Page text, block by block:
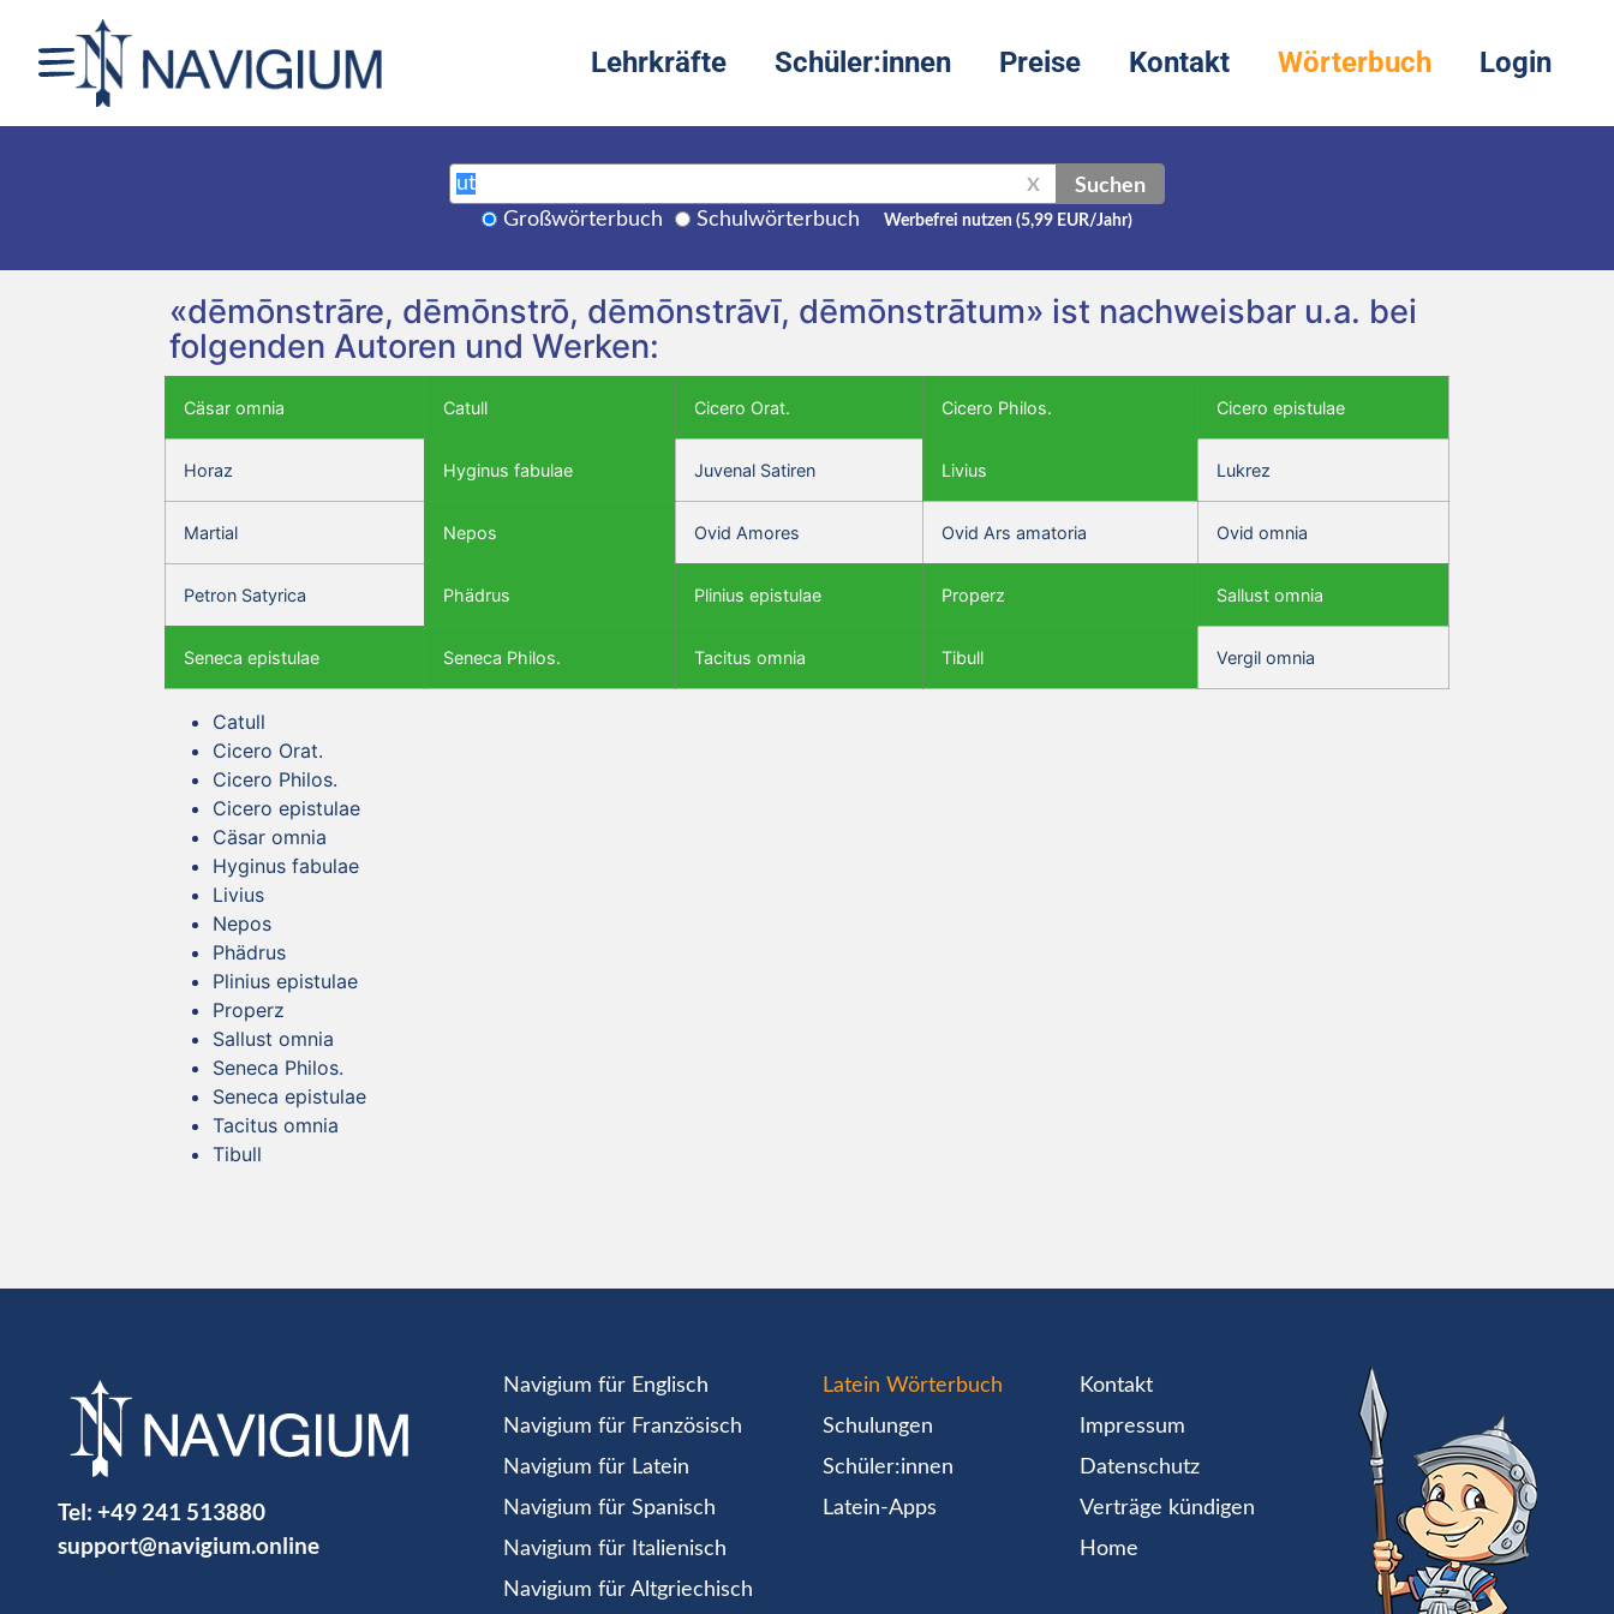
Lehrkräfte Schüler:innen Preise Kontakt Wörterbuch Login
X Suchen
Großwörterbuch Schulwörterbuch Werbefrei nutzen (5,99 EUR/Jahr)
«dēmōnstrāre, dēmōnstrō, dēmōnstrāvī, dēmōnstrātum» ist nachweisbar u.a. bei
folgenden Autoren und Werken:
Cäsar omnia Catull Cicero Orat. Cicero Philos. Cicero epistulae
Horaz Hyginus fabulae Juvenal Satiren Livius Lukrez
Martial Nepos Ovid Amores Ovid Ars amatoria Ovid omnia
Petron Satyrica Phädrus Plinius epistulae Properz Sallust omnia
Seneca epistulae Seneca Philos. Tacitus omnia Tibull Vergil omnia
Catull
Cicero Orat.
Cicero Philos.
Cicero epistulae
Cäsar omnia
Hyginus fabulae
Livius
Nepos
Phädrus
Plinius epistulae
Properz
Sallust omnia
Seneca Philos.
Seneca epistulae
Tacitus omnia
Tibull
Tel: +49 241 513880
support@navigium.online
Navigium für Englisch
Navigium für Französisch
Navigium für Latein
Navigium für Spanisch
Navigium für Italienisch
Navigium für Altgriechisch
Latein Wörterbuch
Schulungen
Schüler:innen
Latein-Apps
Kontakt
Impressum
Datenschutz
Verträge kündigen
Home